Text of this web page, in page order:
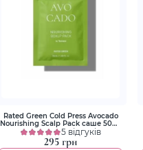
Rated Green Cold Press Avocado
Nourishing Scalp Pack саше 50ml
Живильна маска з маслом
авокадо
5 відгуків
295 грн